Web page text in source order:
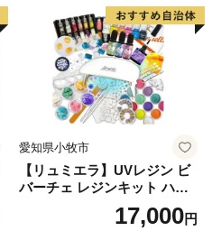
愛知県小牧市
【リュミエラ】UVレジン ビ
バーチェ レジンキット ハン
ドメイド レジンクラフト ア
クセサリーキット 手作り セ
17,000円